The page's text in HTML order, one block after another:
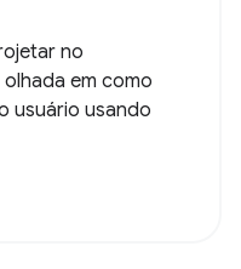
no
em como
usuário usando